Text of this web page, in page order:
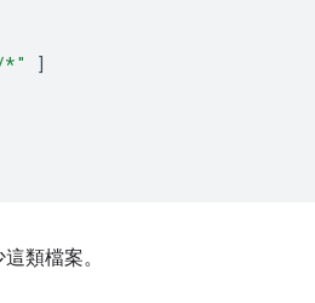
*"
]
類檔案。